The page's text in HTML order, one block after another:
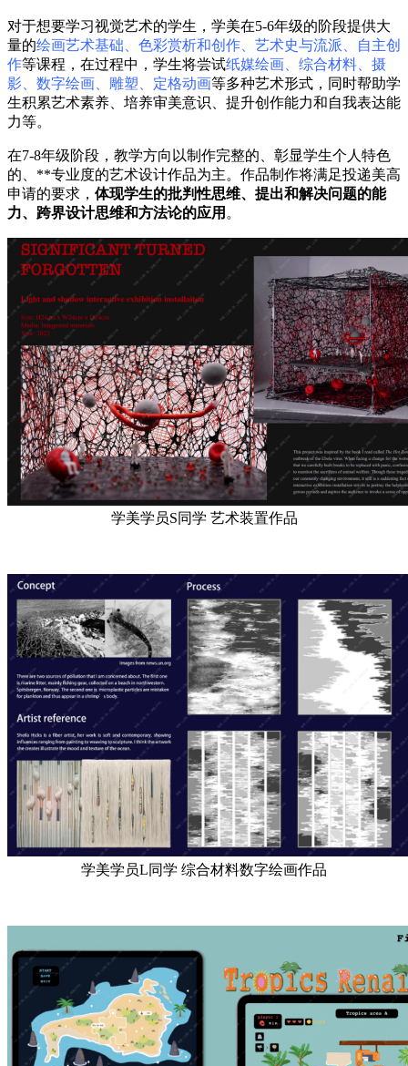
对于想要学习视觉艺术的学生，学美在5-6年级的阶段提供大
量的绘画艺术基础、色彩赏析和创作、艺术史与流派、自主创
作等课程，在过程中，学生将尝试纸媒绘画、综合材料、摄
影、数字绘画、雕塑、定格动画等多种艺术形式，同时帮助学
生积累艺术素养、培养审美意识、提升创作能力和自我表达能
力等。
在7-8年级阶段，教学方向以制作完整的、彰显学生个人特色
的、**专业度的艺术设计作品为主。作品制作将满足投递美高
申请的要求， 体现学生的批判性思维、提出和解决问题的能
力、跨界设计思维和方法论的应用 。
学美学员S同学 艺术装置作品
学美学员L同学 综合材料数字绘画作品